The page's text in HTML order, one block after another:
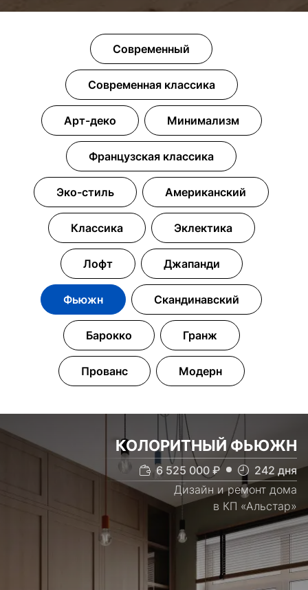
Современный
Современная классика
Арт-деко Минимализм
Французская классика
Эко-стиль Американский
Классика Эклектика
Лофт Джапанди
Фьюжн Скандинавский
Барокко Гранж
Прованс Модерн
КОЛОРИТНЫЙ ФЬЮЖН
6 525 000 ₽ 242 дня
Дизайн и ремонт дома
в КП «Альстар»